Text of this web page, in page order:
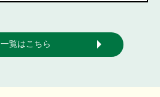
一覧はこちら